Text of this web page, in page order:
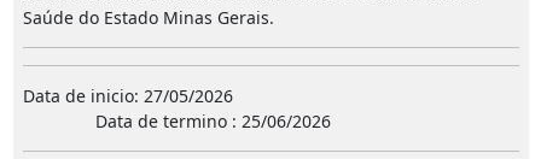
Saúde do Estado Minas Gerais.
Data de inicio: 27/05/2026
Data de termino : 25/06/2026